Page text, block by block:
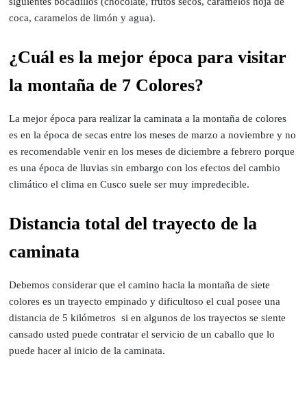
coca, caramelos de limón y agua).
¿Cuál es la mejor época para visitar
la montaña de 7 Colores?
La mejor época para realizar la caminata a la montaña de colores
es en la época de secas entre los meses de marzo a noviembre y no
es recomendable venir en los meses de diciembre a febrero porque
es una época de lluvias sin embargo con los efectos del cambio
climático el clima en Cusco suele ser muy impredecible.
Distancia total del trayecto de la
caminata
Debemos considerar que el camino hacia la montaña de siete
colores es un trayecto empinado y dificultoso el cual posee una
distancia de 5 kilómetros si en algunos de los trayectos se siente
cansado usted puede contratar el servicio de un caballo que lo
puede hacer al inicio de la caminata.